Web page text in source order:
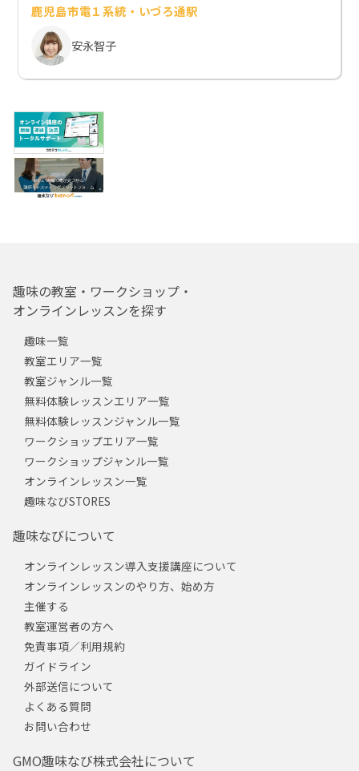
鹿児島市電１系統・いづろ通駅
安永智子
趣味の教室・ワークショップ・
オンラインレッスンを探す
趣味一覧
教室エリア一覧
教室ジャンル一覧
無料体験レッスンエリア一覧
無料体験レッスンジャンル一覧
ワークショップエリア一覧
ワークショップジャンル一覧
オンラインレッスン一覧
趣味なびSTORES
趣味なびについて
オンラインレッスン導入支援講座について
オンラインレッスンのやり方、始め方
主催する
教室運営者の方へ
免責事項／利用規約
ガイドライン
外部送信について
よくある質問
お問い合わせ
GMO趣味なび株式会社について